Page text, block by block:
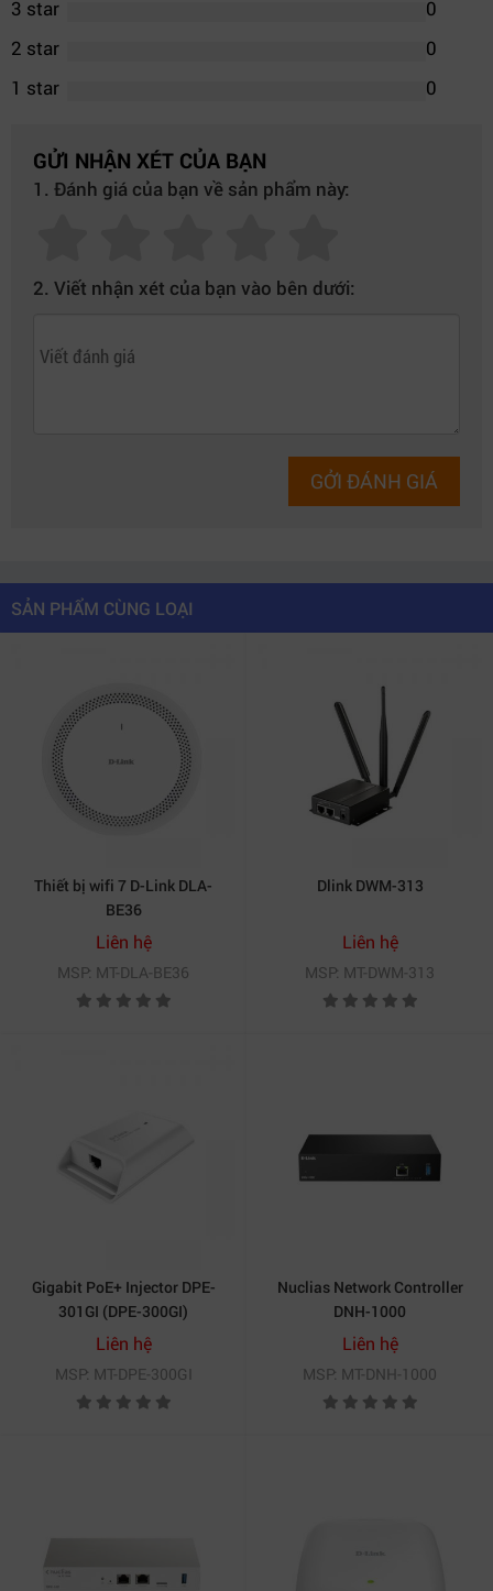
3 star
0
2 star
0
1 star
0
GỬI NHẬN XÉT CỦA BẠN
1. Đánh giá của bạn về sản phẩm này:
2. Viết nhận xét của bạn vào bên dưới:
GỞI ĐÁNH GIÁ
SẢN PHẨM CÙNG LOẠI
Thiết bị wifi 7 D-Link DLA-
BE36
Liên hệ
MSP: MT-DLA-BE36
Dlink DWM-313
Liên hệ
MSP: MT-DWM-313
Gigabit PoE+ Injector DPE-
301GI (DPE-300GI)
Liên hệ
MSP: MT-DPE-300GI
Nuclias Network Controller
DNH-1000
Liên hệ
MSP: MT-DNH-1000